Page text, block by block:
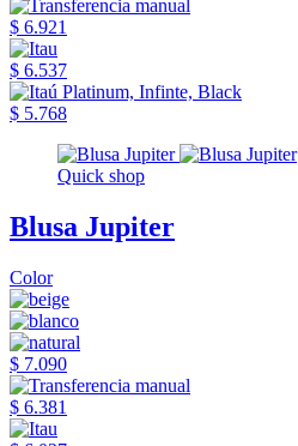
$ 6.921
$ 6.537
$ 5.768
Quick shop
Blusa Jupiter
Color
$ 7.090
$ 6.381